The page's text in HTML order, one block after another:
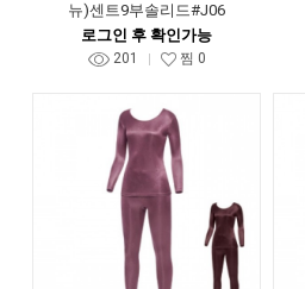
뉴)센트9부솔리드#J06
로그인 후 확인가능
201 찜 0